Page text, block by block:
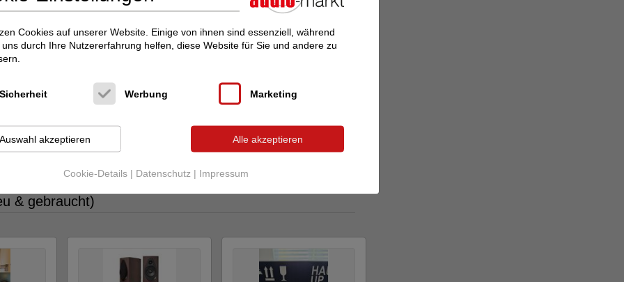
Vinyl GmbH im audio-markt anzeigen
& gebraucht)
Cookies auf unserer Website. Einige von ihnen sind essenziell, während
durch Ihre Nutzererfahrung helfen, diese Website für Sie und andere zu
Cookie-Details | Datenschutz | Impressum
Sicherheit Werbung Marketing
Auswahl akzeptieren Alle akzeptieren